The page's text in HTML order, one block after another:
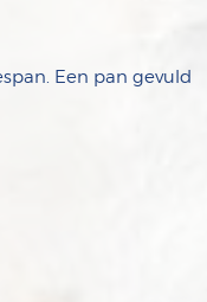
Een pan gevuld